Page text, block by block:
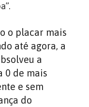
o placar mais
até agora, a
a
0 de mais
e sem
do